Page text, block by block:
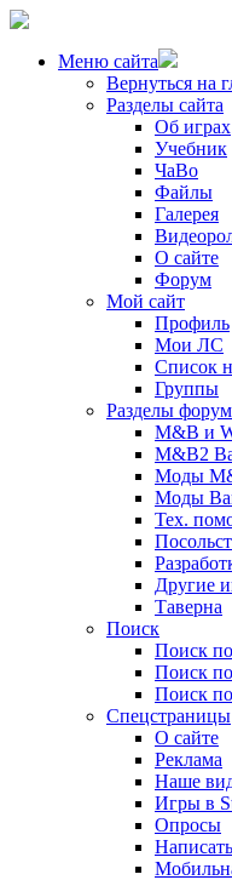
Меню сайта
Вернуться на
Разделы сайта
Об играх
Учебник
ЧаВо
Файлы
Галерея
О сайте
Форум
Мой сайт
Профиль
Мои ЛС
Список
Группы
Разделы
M&B и
M&B2
Моды
Моды
Тех.
Другие
Таверна
Поиск
Поиск
Поиск по
Поиск
Спецстраницы
О сайте
Реклама
Наше
Игры в
Опросы